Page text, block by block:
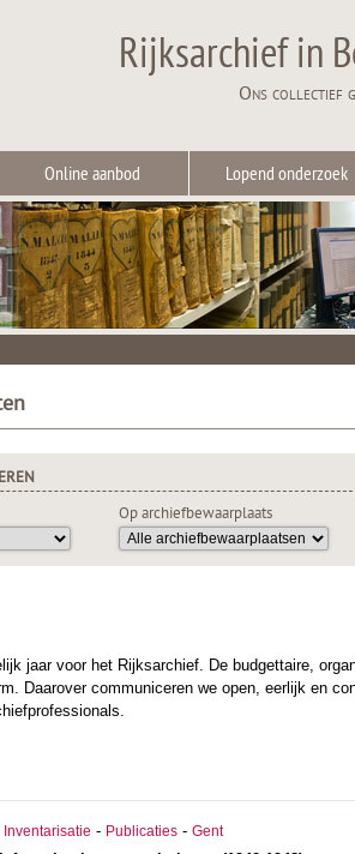
Rijksarchief in
Ons collectief
Online aanbod Lopend onderzoek
Op archiefbewaarplaats
jaar voor het Rijksarchief. De budgettaire,
Daarover communiceren we open, eerlijk en
Inventarisatie - Publicaties - Gent